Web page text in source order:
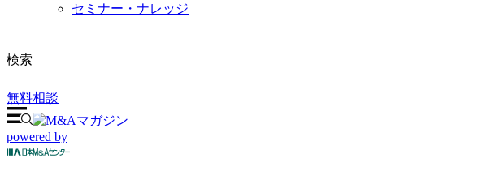
セミナー・ナレッジ
検索
無料相談
powered by